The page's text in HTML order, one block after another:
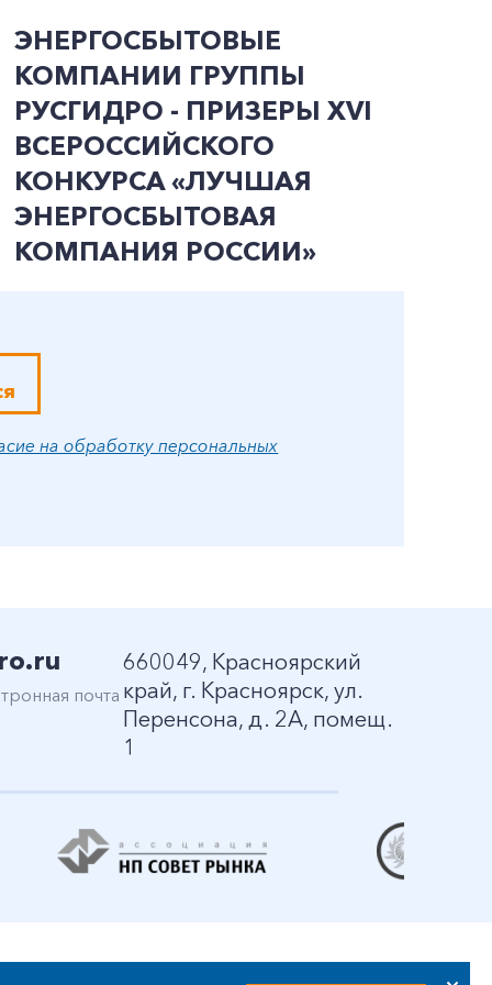
ЭНЕРГОСБЫТОВЫЕ
КОМПАНИИ ГРУППЫ
РУСГИДРО - ПРИЗЕРЫ ХVI
ВСЕРОССИЙСКОГО
КОНКУРСА «ЛУЧШАЯ
ЭНЕРГОСБЫТОВАЯ
КОМПАНИЯ РОССИИ»
на обработку персональных
почта
660049, Красноярский
край, г. Красноярск, ул.
Перенсона, д. 2А, помещ.
1